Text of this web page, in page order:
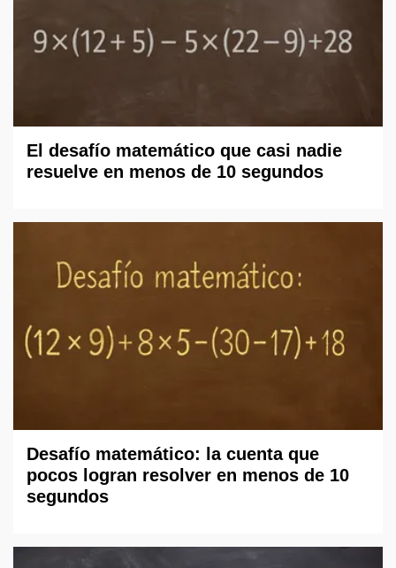
El desafío matemático que casi nadie
resuelve en menos de 10 segundos
Desafío matemático: la cuenta que
pocos logran resolver en menos de 10
segundos